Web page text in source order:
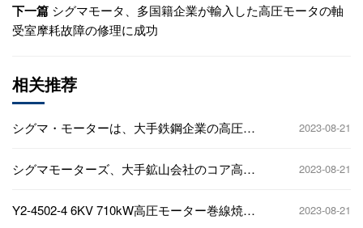
下一篇 シグマモータ、多国籍企業が輸入した高圧モータの軸
受室摩耗故障の修理に成功
相关推荐
シグマ・モーターは、大手鉄鋼企業の高圧モ
2023-08-21
シグマモーターズ、大手鉱山会社のコア高圧
2023-08-21
Y2-4502-4 6KV 710kW高圧モーター巻線焼損
2023-08-21